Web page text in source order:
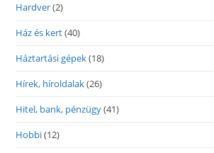
Hardver(2)
Ház és kert(40)
Háztartási gépek(18)
Hírek, híroldalak(26)
Hitel, bank, pénzügy(41)
Hobbi(12)